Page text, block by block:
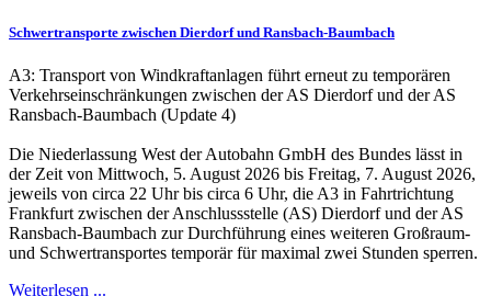
Schwertransporte zwischen Dierdorf und Ransbach-Baumbach
A3: Transport von Windkraftanlagen führt erneut zu temporären
Verkehrseinschränkungen zwischen der AS Dierdorf und der AS
Ransbach-Baumbach (Update 4)
Die Niederlassung West der Autobahn GmbH des Bundes lässt in
der Zeit von Mittwoch, 5. August 2026 bis Freitag, 7. August 2026,
jeweils von circa 22 Uhr bis circa 6 Uhr, die A3 in Fahrtrichtung
Frankfurt zwischen der Anschlussstelle (AS) Dierdorf und der AS
Ransbach-Baumbach zur Durchführung eines weiteren Großraum-
und Schwertransportes temporär für maximal zwei Stunden sperren.
Weiterlesen ...